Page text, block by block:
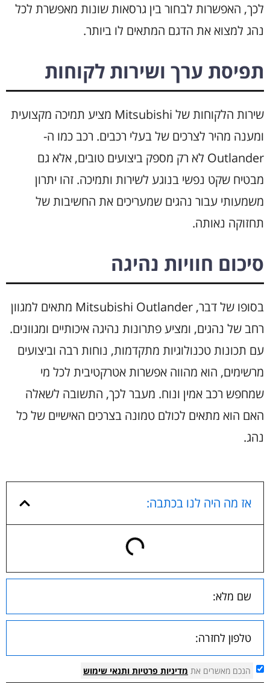
לכך, האפשרות לבחור בין גרסאות שונות מאפשרת לכל
נהג למצוא את הדגם המתאים לו ביותר.
תפיסת ערך ושירות לקוחות
שירות הלקוחות של Mitsubishi מציע תמיכה מקצועית
ומענה מהיר לצרכים של בעלי רכבים. רכב כמו ה-
Outlander לא רק מספק ביצועים טובים, אלא גם
מבטיח שקט נפשי בנוגע לשירות ותמיכה. זהו יתרון
משמעותי עבור נהגים שמעריכים את החשיבות של
תחזוקה נאותה.
סיכום חוויות נהיגה
בסופו של דבר, Mitsubishi Outlander מתאים למגוון
רחב של נהגים, ומציע פתרונות נהיגה איכותיים ומגוונים.
עם תכונות טכנולוגיות מתקדמות, נוחות רבה וביצועים
מרשימים, הוא מהווה אפשרות אטרקטיבית לכל מי
שמחפש רכב אמין ונוח. מעבר לכך, התשובה לשאלה
האם הוא מתאים לכולם טמונה בצרכים האישיים של כל
נהג.
אז מה היה לנו בכתבה:
הנכם מאשרים את מדיניות פרטיות ותנאי שימוש